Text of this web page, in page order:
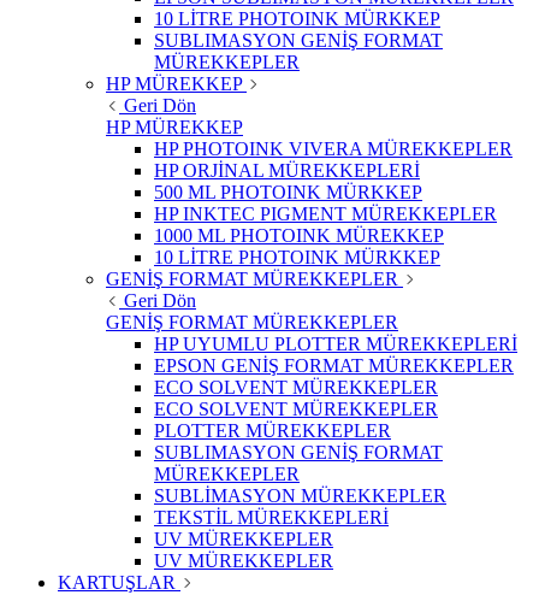
10 LİTRE PHOTOINK MÜRKKEP
SUBLIMASYON GENİŞ FORMAT
MÜREKKEPLER
HP MÜREKKEP
Geri Dön
HP MÜREKKEP
HP PHOTOINK VIVERA MÜREKKEPLER
HP ORJİNAL MÜREKKEPLERİ
500 ML PHOTOINK MÜRKKEP
HP INKTEC PIGMENT MÜREKKEPLER
1000 ML PHOTOINK MÜREKKEP
10 LİTRE PHOTOINK MÜRKKEP
GENİŞ FORMAT MÜREKKEPLER
Geri Dön
GENİŞ FORMAT MÜREKKEPLER
HP UYUMLU PLOTTER MÜREKKEPLERİ
EPSON GENİŞ FORMAT MÜREKKEPLER
ECO SOLVENT MÜREKKEPLER
ECO SOLVENT MÜREKKEPLER
PLOTTER MÜREKKEPLER
SUBLIMASYON GENİŞ FORMAT
MÜREKKEPLER
SUBLİMASYON MÜREKKEPLER
TEKSTİL MÜREKKEPLERİ
UV MÜREKKEPLER
UV MÜREKKEPLER
KARTUŞLAR